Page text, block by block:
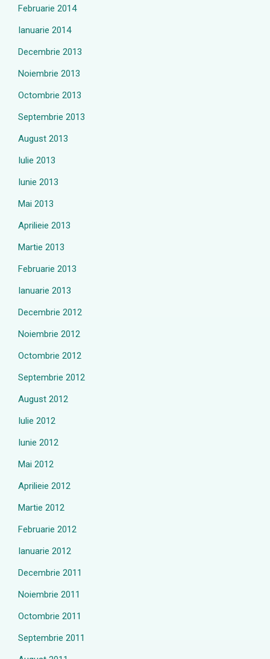
Februarie 2014
Ianuarie 2014
Decembrie 2013
Noiembrie 2013
Octombrie 2013
Septembrie 2013
August 2013
Iulie 2013
Iunie 2013
Mai 2013
Aprilieie 2013
Martie 2013
Februarie 2013
Ianuarie 2013
Decembrie 2012
Noiembrie 2012
Octombrie 2012
Septembrie 2012
August 2012
Iulie 2012
Iunie 2012
Mai 2012
Aprilieie 2012
Martie 2012
Februarie 2012
Ianuarie 2012
Decembrie 2011
Noiembrie 2011
Octombrie 2011
Septembrie 2011